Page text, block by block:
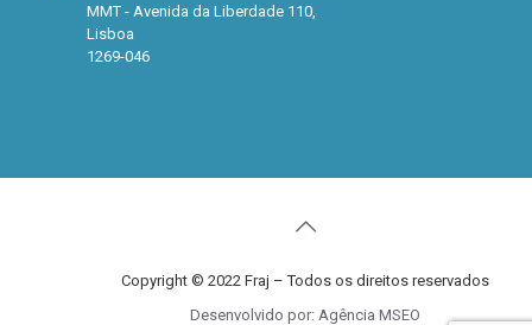
MMT - Avenida da Liberdade 110,
Lisboa
1269-046
Copyright © 2022 Fraj – Todos os direitos reservados
Desenvolvido por: Agência MSEO